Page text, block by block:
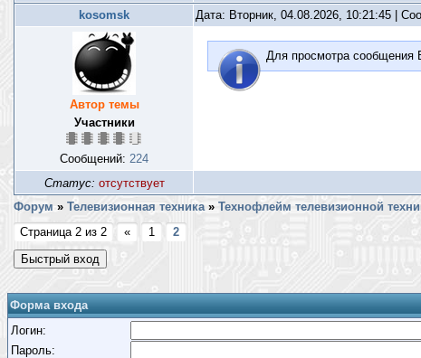
kosomsk
Дата: Вторник, 04.08.2026, 10:21:45 |
Автор темы
Участники
Сообщений: 224
Для просмотра
Статус: отсутствует
Форум » Телевизионная техника » Технофлейм телевизионной
Страница 2 из 2 « 1
2
Форма входа
Логин:
Пароль: